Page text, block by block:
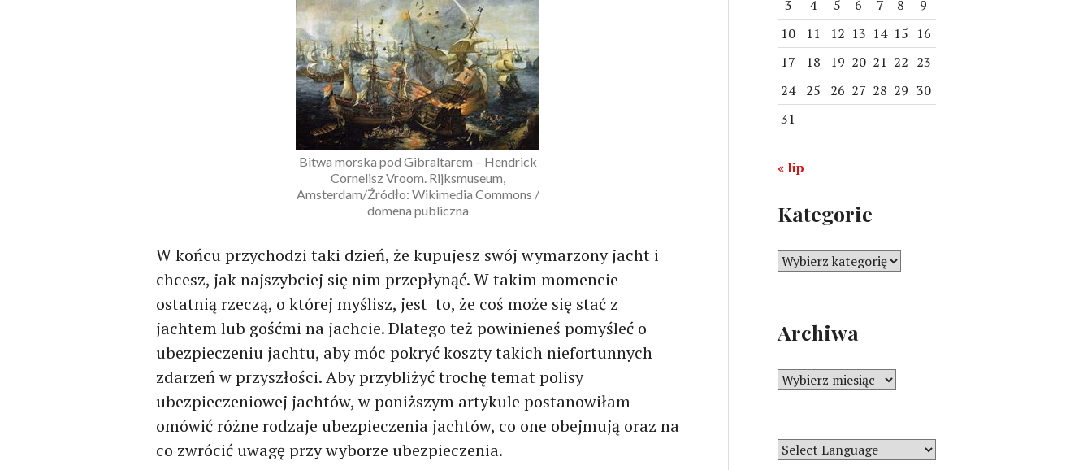
Bitwa morska pod Gibraltarem – Hendrick
Cornelisz Vroom. Rijksmuseum,
Amsterdam/Źródło: Wikimedia Commons /
domena publiczna
W końcu przychodzi taki dzień, że kupujesz swój wymarzony jacht i
chcesz, jak najszybciej się nim przepłynąć. W takim momencie
ostatnią rzeczą, o której myślisz, jest to, że coś może się stać z
jachtem lub gośćmi na jachcie. Dlatego też powinieneś pomyśleć o
ubezpieczeniu jachtu, aby móc pokryć koszty takich niefortunnych
zdarzeń w przyszłości. Aby przybliżyć trochę temat polisy
ubezpieczeniowej jachtów, w poniższym artykule postanowiłam
omówić różne rodzaje ubezpieczenia jachtów, co one obejmują oraz na
co zwrócić uwagę przy wyborze ubezpieczenia.
3
4 5 6 7 8
9
10
11 12 13 14 15 16
17
18 19 20 21 22 23
24
25 26 27 28 29 30
31
« lip
Kategorie
K
g
r
i
Archiwa
A
h
i